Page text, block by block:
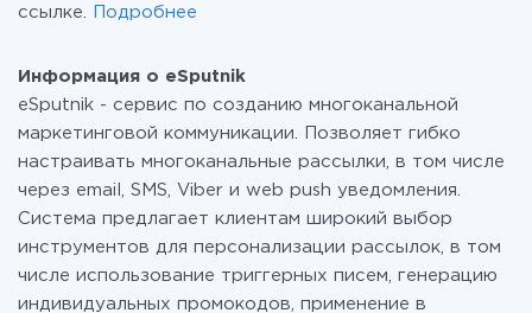
ссылке.
Подробнее
Информация о eSputnik
eSputnik - сервис по созданию многоканальной
маркетинговой коммуникации. Позволяет гибко
настраивать многоканальные рассылки, в том числе
через email, SMS, Viber и web push уведомления.
Система предлагает клиентам широкий выбор
инструментов для персонализации рассылок, в том
числе использование триггерных писем, генерацию
индивидуальных промокодов, применение в